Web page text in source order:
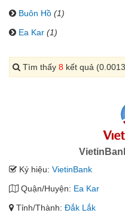
Buôn Hồ (1)
Ea Kar (1)
Tìm thấy 8 kết quả
Ký hiệu: VietinBank
Quận/Huyện: Ea Kar
Tỉnh/Thành: Đắk Lắk